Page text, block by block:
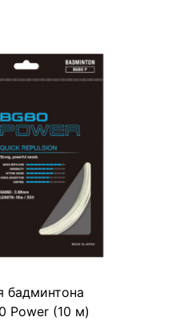
бадминтона
Power (10 м)